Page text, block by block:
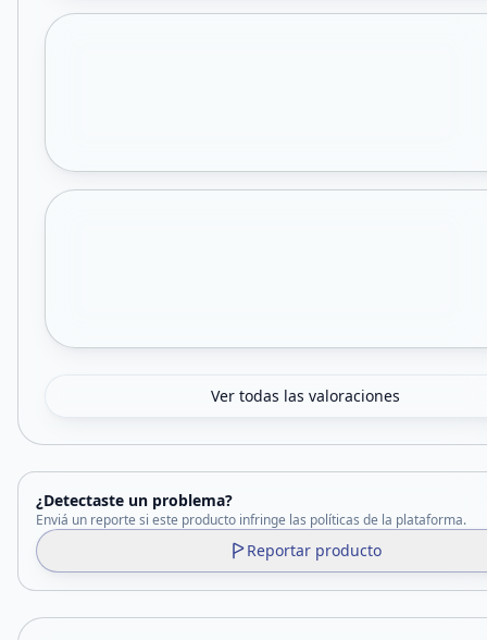
Ver todas las valoraciones
¿Detectaste un problema?
Enviá un reporte si este producto infringe las políticas de la plataforma.
Reportar producto